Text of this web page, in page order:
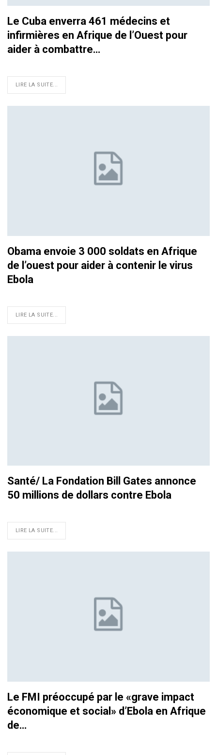
Le Cuba enverra 461 médecins et
infirmières en Afrique de l’Ouest pour
aider à combattre…
LIRE LA SUITE...
Obama envoie 3 000 soldats en Afrique
de l’ouest pour aider à contenir le virus
Ebola
LIRE LA SUITE...
Santé/ La Fondation Bill Gates annonce
50 millions de dollars contre Ebola
LIRE LA SUITE...
Le FMI préoccupé par le «grave impact
économique et social» d’Ebola en Afrique
de…